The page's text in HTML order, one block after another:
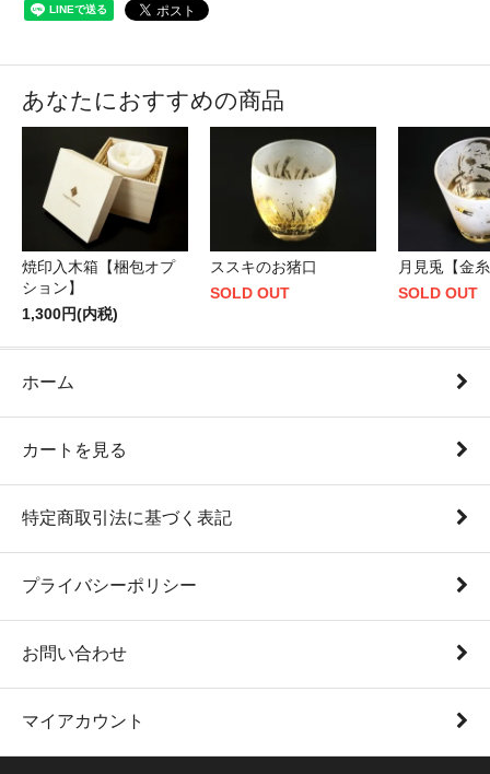
あなたにおすすめの商品
焼印入木箱【梱包オプ
ション】
1,300円(内税)
ススキのお猪口
SOLD OUT
月見兎【金
SOLD OUT
ホーム
カートを見る
特定商取引法に基づく表記
プライバシーポリシー
お問い合わせ
マイアカウント